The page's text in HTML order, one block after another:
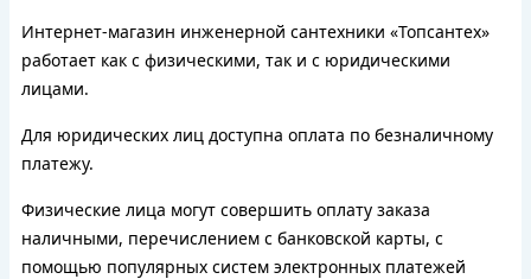
Интернет-магазин инженерной сантехники «Топсантех»
работает как с физическими, так и с юридическими
лицами.
Для юридических лиц доступна оплата по безналичному
платежу.
Физические лица могут совершить оплату заказа
наличными, перечислением с банковской карты, с
помощью популярных систем электронных платежей